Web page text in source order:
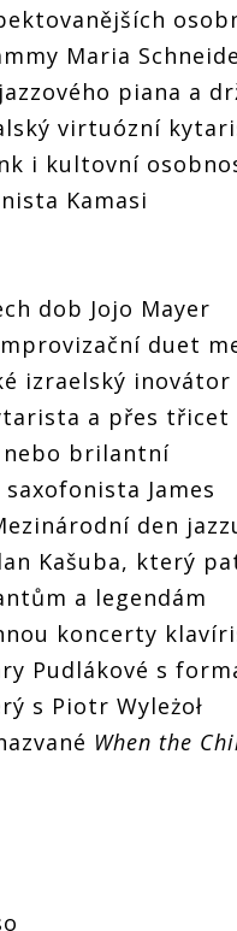
Maria
piana a
virtuózní
i kultovní
Kamasi
dob Jojo Mayer
duet
izraelský inovátor
a přes třicet
nebo brilantní
James
den
Kašuba, který
a legendám
koncerty
Pudlákové s
s Piotr Wyleżoł
When the